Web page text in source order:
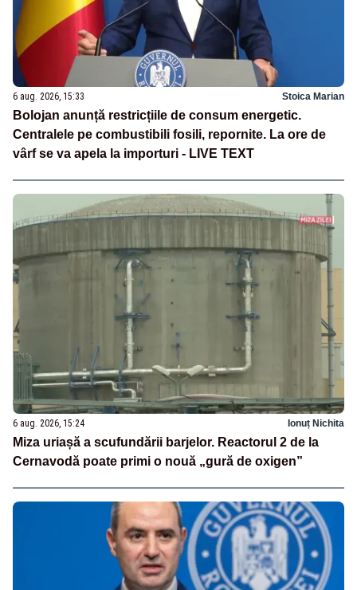
6 aug. 2026, 15:33 Stoica Marian
Bolojan anunță restricțiile de consum energetic.
Centralele pe combustibili fosili, repornite. La ore de
vârf se va apela la importuri - LIVE TEXT
6 aug. 2026, 15:24 Ionuț Nichita
Miza uriașă a scufundării barjelor. Reactorul 2 de la
Cernavodă poate primi o nouă „gură de oxigen”